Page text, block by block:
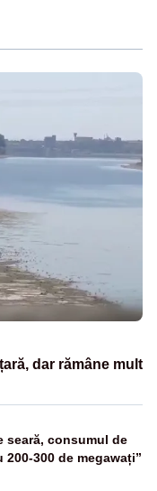
dar rămâne mult
seară, consumul de
300 de megawați”